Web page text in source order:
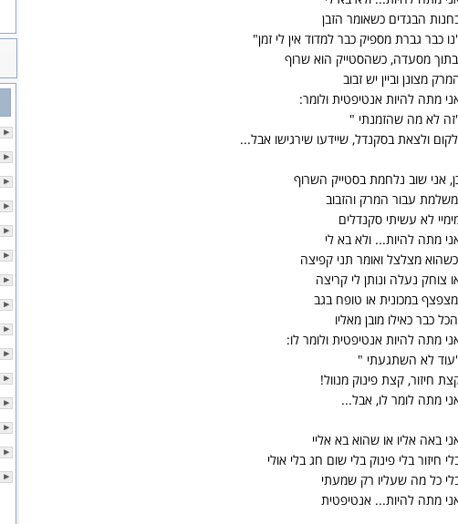
הבגדים כשאומר הזבן
כבר גברת מספיק כבר למדוד אין לי זמן"
מסעדה, כשהסטייק הוא שרוף
מצונן וביין יש זבוב
מתה להיות אנטיפטית ולומר:
לא מה שהזמנתי "
ולצאת בסקנדל, שיידעו שירגישו אבל...
אני שוב נלחמת בסטייק השרוף
עבור המרק והזבוב
לא עשיתי סקנדלים
מתה להיות... ולא בא לי
מצלצל ואומר תני קפיצה
צוחק נעלה ונותן לי קריצה
במכונית או טופח בגב
כבר כאילו מובן מאליו
מתה להיות אנטיפטית ולומר לו:
לא השתגעתי "
חיזור, קצת פינוק מנוול!
מתה לומר לו, אבל...
באה אליו או שהוא בא אליי
חיזור בלי פינוק בלי שום חג בלי אולי
כל מה שעליו רק שמעתי
מתה להיות... אנטיפטית